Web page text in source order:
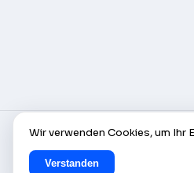
© AlleCam 2016–2026 —
Europa: Entdecken Sie es
Wir verwenden Cookies, um Ihr
Verstanden